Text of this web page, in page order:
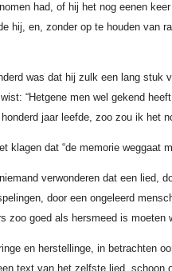
had, of hij het nog eenen
hij, en, zonder op te houden van
was dat hij zulk een lang stuk
“Hetgene men wel gekend
jaar leefde, zoo zou ik het
klagen dat “de memorie weggaat
verwonderen dat een lied,
door een ongeleerd
zoo goed als hersmeed is moeten
en herstellinge, in betrachten
text van het zelfste lied, schoon